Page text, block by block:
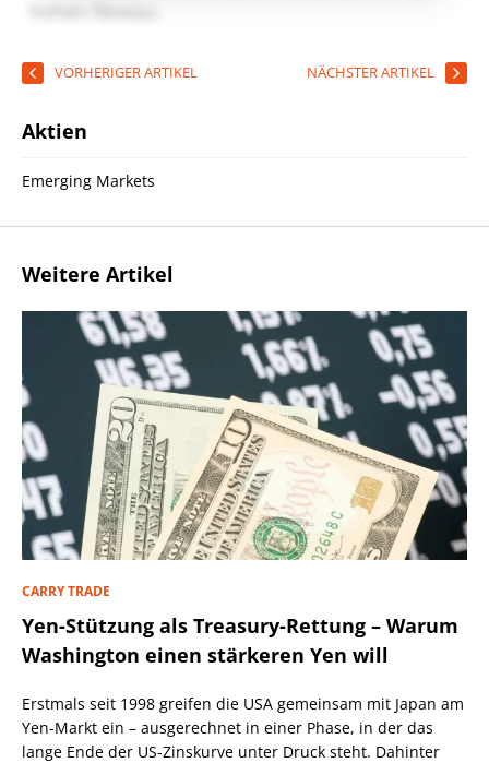
VORHERIGER ARTIKEL NÄCHSTER ARTIKEL
Aktien
Emerging Markets
Weitere Artikel
CARRY TRADE
Yen-Stützung als Treasury-Rettung – Warum
Washington einen stärkeren Yen will
Erstmals seit 1998 greifen die USA gemeinsam mit Japan am
Yen-Markt ein – ausgerechnet in einer Phase, in der das
lange Ende der US-Zinskurve unter Druck steht. Dahinter